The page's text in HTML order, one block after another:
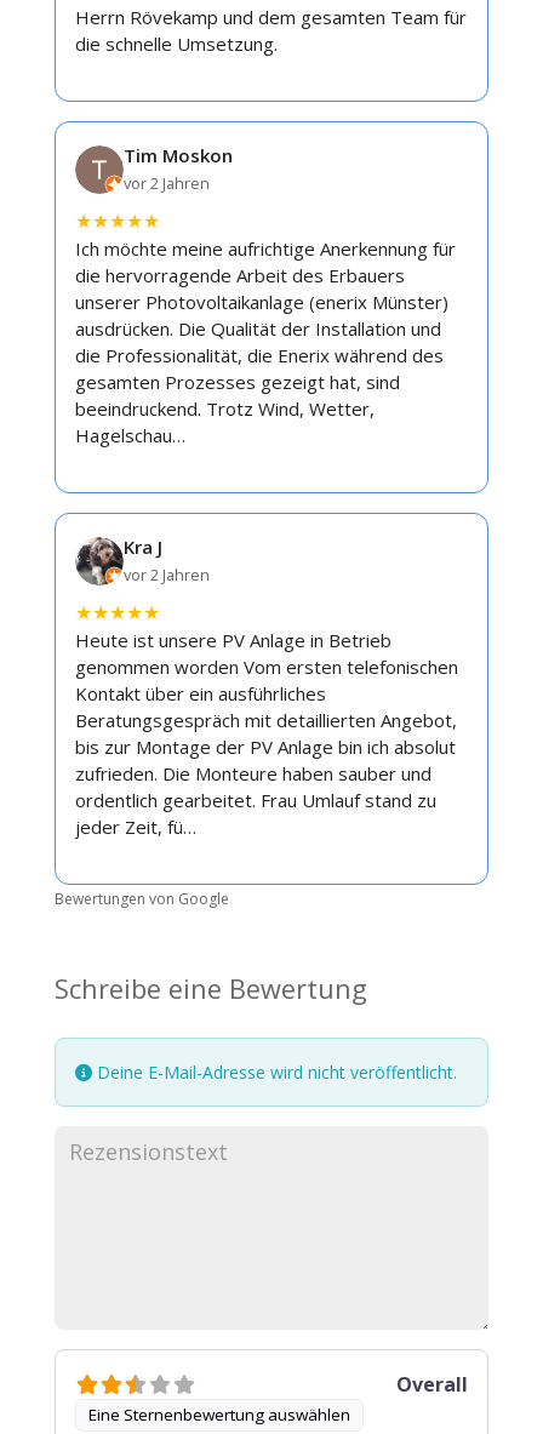
Herrn Rövekamp und dem gesamten Team für
die schnelle Umsetzung.
Tim Moskon
vor 2 Jahren
★★★★★
Ich möchte meine aufrichtige Anerkennung für
die hervorragende Arbeit des Erbauers
unserer Photovoltaikanlage (enerix Münster)
ausdrücken. Die Qualität der Installation und
die Professionalität, die Enerix während des
gesamten Prozesses gezeigt hat, sind
beeindruckend. Trotz Wind, Wetter,
Hagelschau…
Kra J
vor 2 Jahren
★★★★★
Heute ist unsere PV Anlage in Betrieb
genommen worden Vom ersten telefonischen
Kontakt über ein ausführliches
Beratungsgespräch mit detaillierten Angebot,
bis zur Montage der PV Anlage bin ich absolut
zufrieden. Die Monteure haben sauber und
ordentlich gearbeitet. Frau Umlauf stand zu
jeder Zeit, fü…
Bewertungen von Google
Schreibe eine Bewertung
Deine E-Mail-Adresse wird nicht veröffentlicht.
Eine Sternenbewertung auswählen
Overall